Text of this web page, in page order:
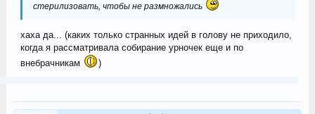
стерилизовать, чтобы не размножались
хаха да... (каких только странных идей в голову не приходило,
когда я рассматривала собирание урночек еще и по
внебрачникам
)